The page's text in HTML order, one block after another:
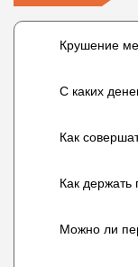
Крушение
С каких
Как
Как держать
Можно ли